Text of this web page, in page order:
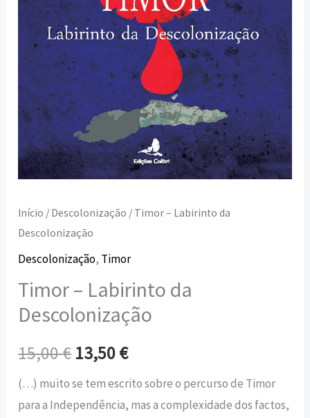
Início / Descolonização / Timor – Labirinto da
Descolonização
Descolonização, Timor
Timor – Labirinto da
Descolonização
15,00€ 13,50€
(…) muito se tem escrito sobre o percurso de Timor
para a Independência, mas a complexidade dos factos,